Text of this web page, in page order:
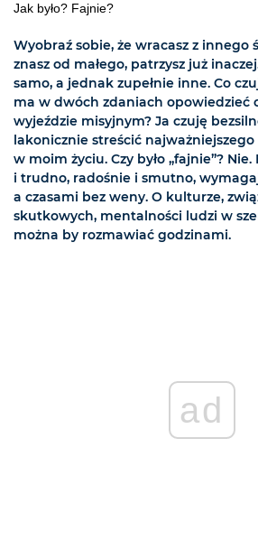
Jak było? Fajnie?
Wyobraź sobie, że wracasz z innego
znasz od małego, patrzysz już
samo, a jednak zupełnie inne. Co
ma w dwóch zdaniach opowiedzieć
wyjeździe misyjnym? Ja czuję
lakonicznie streścić
w moim życiu. Czy było „fajnie”? Nie.
i trudno, radośnie i smutno,
a czasami bez weny. O kulturze,
skutkowych, mentalności ludzi w
można by rozmawiać godzinami.
ad